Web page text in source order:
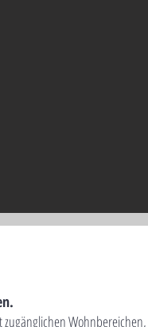
zugänglichen